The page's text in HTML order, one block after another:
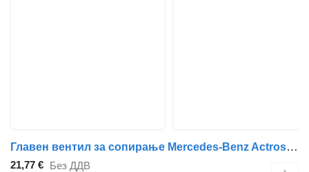
Главен вентил за сопирање Mercedes-Benz Actros MP2/MP3 1844 (01.02-) 4410501210 за камион влекач Mercedes-Benz Actros, Axor MP1, MP2, MP3 (1996-2014)
21,77 € Без ДДВ